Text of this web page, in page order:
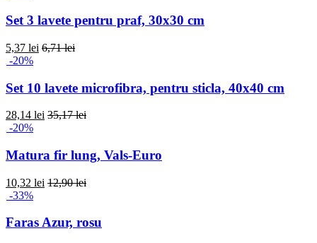
Set 3 lavete pentru praf, 30x30 cm
5,37 lei 6,71 lei
-20%
Set 10 lavete microfibra, pentru sticla, 40x40 cm
28,14 lei 35,17 lei
-20%
Matura fir lung, Vals-Euro
10,32 lei 12,90 lei
-33%
Faras Azur, rosu